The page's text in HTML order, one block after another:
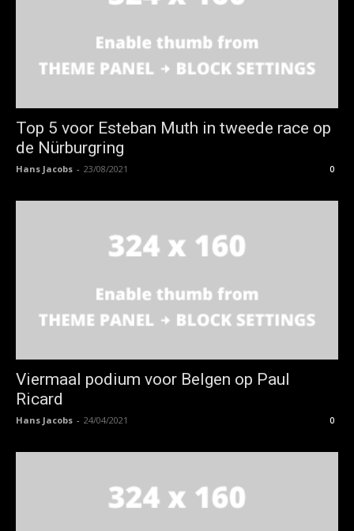
Top 5 voor Esteban Muth in tweede race op
de Nürburgring
Hans Jacobs - 23/08/2021 0
Viermaal podium voor Belgen op Paul
Ricard
Hans Jacobs - 24/04/2021 0